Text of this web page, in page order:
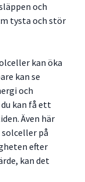
och
tysta och stör
kan öka
kan se
och
kan få ett
Även här
på
efter
kan det